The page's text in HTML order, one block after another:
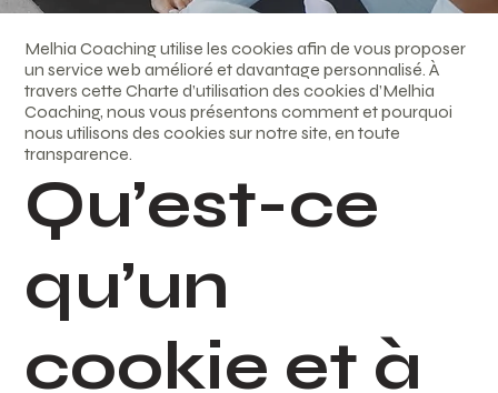
Melhia Coaching utilise les cookies afin de vous proposer
un service web amélioré et davantage personnalisé. À
travers cette Charte d’utilisation des cookies d’Melhia
Coaching, nous vous présentons comment et pourquoi
nous utilisons des cookies sur notre site, en toute
transparence.
Qu’est-ce
qu’un
cookie et à